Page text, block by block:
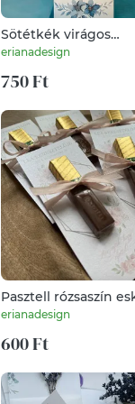
Sötétkék virágos
menükártya
erianadesign
750 Ft
Pasztell rózsaszín
köszönőajándék
csokoládéval
erianadesign
600 Ft